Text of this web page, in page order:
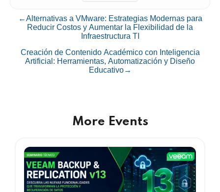
←Alternativas a VMware: Estrategias Modernas para
Reducir Costos y Aumentar la Flexibilidad de la
Infraestructura TI
Creación de Contenido Académico con Inteligencia
Artificial: Herramientas, Automatización y Diseño
Educativo→
More Events